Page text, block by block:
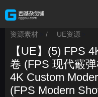
资源素材 / UE资源
【UE】(5) FPS
卷 (FPS 现代霰
4K Custom
(FPS Modern